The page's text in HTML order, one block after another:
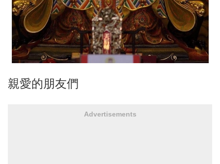
親愛的朋友們
Advertisements